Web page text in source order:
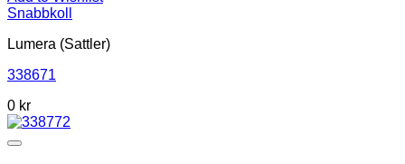
Snabbkoll
Lumera (Sattler)
338671
0 kr